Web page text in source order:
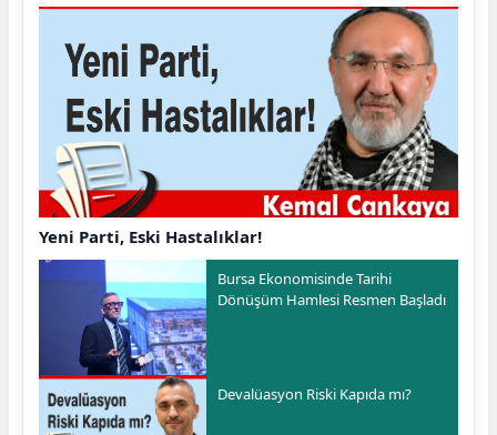
Yeni Parti, Eski Hastalıklar!
Bursa Ekonomisinde Tarihi
Dönüşüm Hamlesi Resmen Başladı
Devalüasyon Riski Kapıda mı?